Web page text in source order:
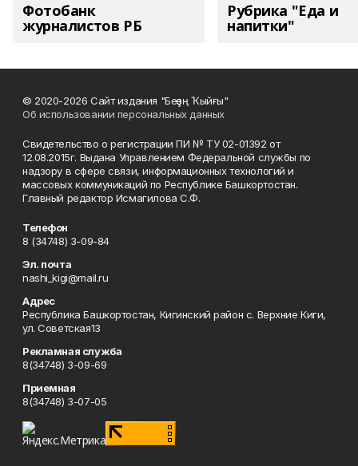
Фотобанк
журналистов РБ
Рубрика "Еда и
напитки"
© 2020-2026 Сайт издания "Беҙҙең Ҡыйғы"
Об использовании персональных данных
Свидетельство о регистрации ПИ № ТУ 02-01392 от
12.08.2015г. Выдана Управлением Федеральной службы по
надзору в сфере связи, информационных технологий и
массовых коммуникаций по Республике Башкортостан.
Главный редактор Исмагилова С.Ф.
Телефон
8 (34748) 3-09-84
Эл. почта
nashi_kigi@mail.ru
Адрес
Республика Башкортостан, Кигинский район с. Верхние Киги,
ул. Советская13
Рекламная служба
8(34748) 3-09-69
Приемная
8(34748) 3-07-05